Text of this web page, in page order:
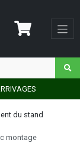
du stand
montage